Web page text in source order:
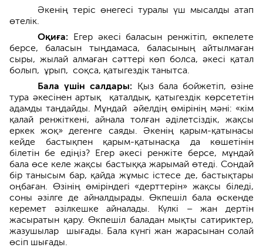
Әкенің теріс өнегесі туралы үш мысалды атап
өтелік.
Оқиға: Егер әкесі баласын ренжітіп, өкпелете
берсе, баласын тыңдамаса, баласының айтылмаған
сыры, жылай алмаған сәттері көп болса, әкесі қатал
болып, ұрып, соқса, қатыгездік танытса.
Бала үшін салдары: Қыз бала бойжетіп, өзіне
тура әкесінен артық қаталдық, қатыгездік көрсететін
адамды таңдайды. Мұндай әйелдің өмірінің мәні: «кім
қалай ренжіткені, айнала толған әділетсіздік, жақсы
еркек жоқ» дегенге саяды. Әкенің қарым-қатына­сы
кейде бас­тықпен қарым-қаты­насқа да көшетінін
білетін бе едіңіз? Егер әкесі ренжіте берсе, мұндай
бала өсе келе жақсы бастыққа жарымай өтеді. Сондай
бір танысым бар, қайда жұмыс істесе де, бастықтары
оңбаған. Өзінің өміріндегі «дерттерін» жақсы біледі,
соны әзілге де айналд­ы­рады. Өкпешіл бала өскенде
керемет әзілкешке айналады. Күлкі – жан дертін
жасыратын қару. Өкпешіл баладан мықты сатириктер,
жазушылар шығады. Бала күнгі жан жарасынан солай
өсіп шығады.